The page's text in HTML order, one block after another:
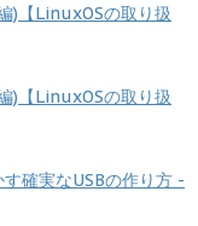
)【LinuxOSの取り扱
)【LinuxOSの取り扱
確実なUSBの作り方 -